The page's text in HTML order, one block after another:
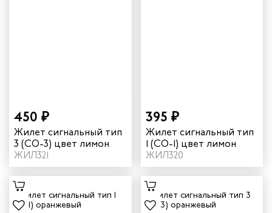
450 ₽
Жилет сигнальный тип
3 (СО-3) цвет лимон
ЖИЛ321
395 ₽
Жилет сигнальный тип
1 (СО-1) цвет лимон
ЖИЛ320